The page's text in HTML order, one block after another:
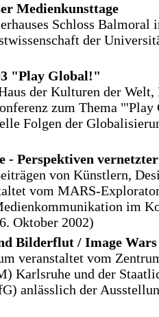
Medienkunsttage
Schloss Balmoral
der
"Play Global!"
der Kulturen der
zum Thema
Folgen der
- Perspektiven
von Künstlern,
vom MARS-
im
Oktober 2002)
Bilderflut / Image Wars
veranstaltet vom
Karlsruhe und der
anlässlich der